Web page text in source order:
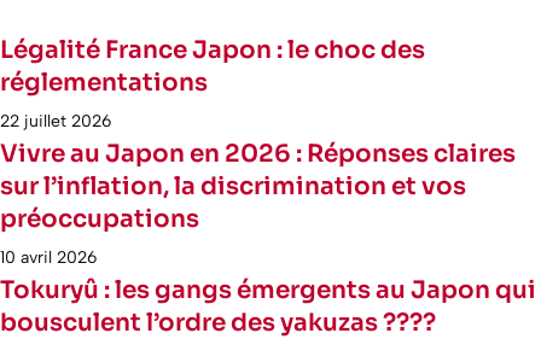
Légalité France Japon : le choc des
réglementations
22 juillet 2026
Vivre au Japon en 2026 : Réponses claires
sur l’inflation, la discrimination et vos
préoccupations
10 avril 2026
Tokuryû : les gangs émergents au Japon qui
bousculent l’ordre des yakuzas ????